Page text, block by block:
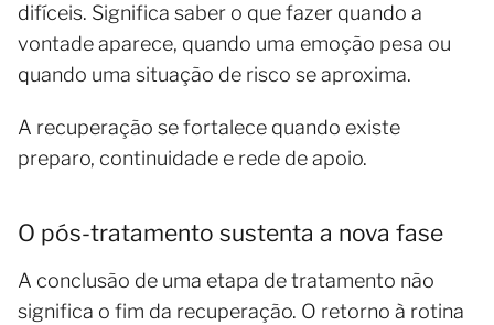
difíceis. Significa saber o que fazer quando a
vontade aparece, quando uma emoção pesa ou
quando uma situação de risco se aproxima.
A recuperação se fortalece quando existe
preparo, continuidade e rede de apoio.
O pós-tratamento sustenta a nova fase
A conclusão de uma etapa de tratamento não
significa o fim da recuperação. O retorno à rotina